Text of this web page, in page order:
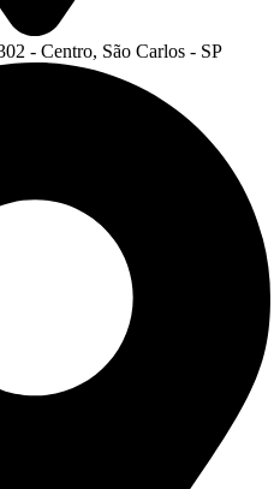
- Centro, São Carlos - SP